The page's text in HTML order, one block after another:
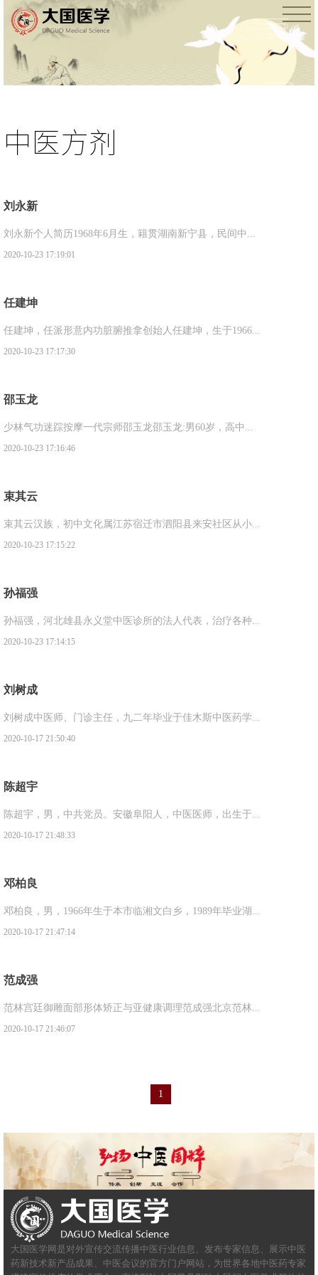
中医方剂
刘永新
刘永新个人简历1968年6月生，籍贯湖南新宁县，民间中...
2020-10-23 17:19:01
任建坤
任建坤，任派形意内功脏腑推拿创始人任建坤，生于1966...
2020-10-23 17:17:30
邵玉龙
少林气功迷踪按摩一代宗师邵玉龙邵玉龙:男60岁，高中...
2020-10-23 17:16:46
束其云
束其云汉族，初中文化属江苏宿迁市泗阳县来安社区从小...
2020-10-23 17:15:22
孙福强
孙福强，河北雄县永义堂中医诊所的法人代表，治疗各种...
2020-10-23 17:14:15
刘树成
刘树成中医师、门诊主任，九二年毕业于佳木斯中医药学...
2020-10-17 21:50:40
陈超宇
陈超宇，男，中共党员。安徽阜阳人，中医医师，出生于...
2020-10-17 21:48:33
​邓柏良
邓柏良，男，1966年生于本市临湘文白乡，1989年毕业湖...
2020-10-17 21:47:14
范成强
范林宫廷御雕面部形体矫正与亚健康调理范成强北京范林...
2020-10-17 21:46:07
1
大国医学网是对外宣传交流传播中医行业信息、发布专家信息、展示中医
药新技术新产品成果、中医会议的官方门户网站，为世界各地中医药专家